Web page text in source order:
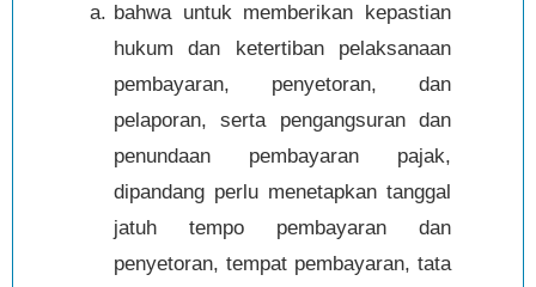
bahwa untuk memberikan kepastian
hukum dan ketertiban pelaksanaan
pembayaran, penyetoran, dan
pelaporan, serta pengangsuran dan
penundaan pembayaran pajak,
dipandang perlu menetapkan tanggal
jatuh tempo pembayaran dan
penyetoran, tempat pembayaran, tata